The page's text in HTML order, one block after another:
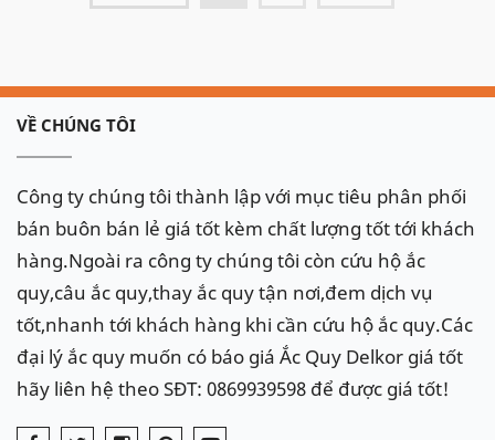
VỀ CHÚNG TÔI
Công ty chúng tôi thành lập với mục tiêu phân phối
bán buôn bán lẻ giá tốt kèm chất lượng tốt tới khách
hàng.Ngoài ra công ty chúng tôi còn cứu hộ ắc
quy,câu ắc quy,thay ắc quy tận nơi,đem dịch vụ
tốt,nhanh tới khách hàng khi cần cứu hộ ắc quy.Các
đại lý ắc quy muốn có báo giá Ắc Quy Delkor giá tốt
hãy liên hệ theo SĐT: 0869939598 để được giá tốt!